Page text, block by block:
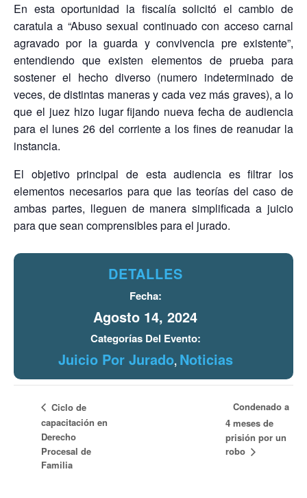
En esta oportunidad la fiscalía solicitó el cambio de
caratula a “Abuso sexual continuado con acceso carnal
agravado por la guarda y convivencia pre existente”,
entendiendo que existen elementos de prueba para
sostener el hecho diverso (numero indeterminado de
veces, de distintas maneras y cada vez más graves), a lo
que el juez hizo lugar fijando nueva fecha de audiencia
para el lunes 26 del corriente a los fines de reanudar la
instancia.
El objetivo principal de esta audiencia es filtrar los
elementos necesarios para que las teorías del caso de
ambas partes, lleguen de manera simplificada a juicio
para que sean comprensibles para el jurado.
DETALLES
Fecha:
Agosto 14, 2024
Categorías Del Evento:
Juicio Por Jurado, Noticias
Ciclo de
capacitación en
Derecho
Procesal de
Familia
Condenado a
4 meses de
prisión por un
robo